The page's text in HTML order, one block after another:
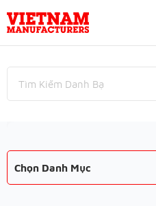
Chọn Danh Mục